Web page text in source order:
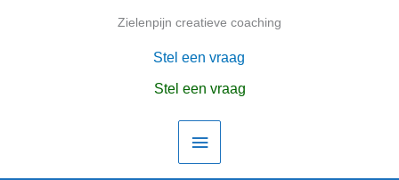
Zielenpijn creatieve coaching
Hoofdmenu
Stel een vraag
Stel een vraag